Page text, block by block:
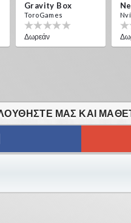
Gravity Box
ToroGames
Δωρεάν
ΜΑΣ ΚΑΙ